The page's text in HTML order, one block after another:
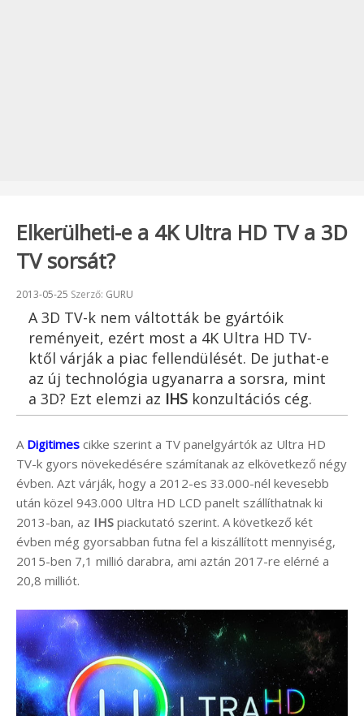
Elkerülheti-e a 4K Ultra HD TV a 3D
TV sorsát?
Beküldve:
2013-05-25 Szerző: GURU
A 3D TV-k nem váltották be gyártóik
reményeit, ezért most a 4K Ultra HD TV-
ktől várják a piac fellendülését. De juthat-e
az új technológia ugyanarra a sorsra, mint
a 3D? Ezt elemzi az IHS konzultációs cég.
A Digitimes cikke szerint a TV panelgyártók az Ultra HD
TV-k gyors növekedésére számítanak az elkövetkező négy
évben. Azt várják, hogy a 2012-es 33.000-nél kevesebb
után közel 943.000 Ultra HD LCD panelt szállíthatnak ki
2013-ban, az IHS piackutató szerint. A következő két
évben még gyorsabban futna fel a kiszállított mennyiség,
2015-ben 7,1 millió darabra, ami aztán 2017-re elérné a
20,8 milliót.